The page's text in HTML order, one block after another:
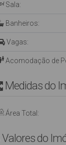
Sala:
Banheiros:
Vagas:
Acomodação de
Medidas do
Área Total:
Valores do